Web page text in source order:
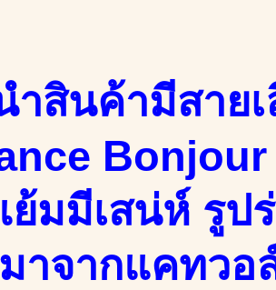
สินค้ามีสาย
Bonjour
มมีเสน่ห์ รูป
าจากแคทวอ